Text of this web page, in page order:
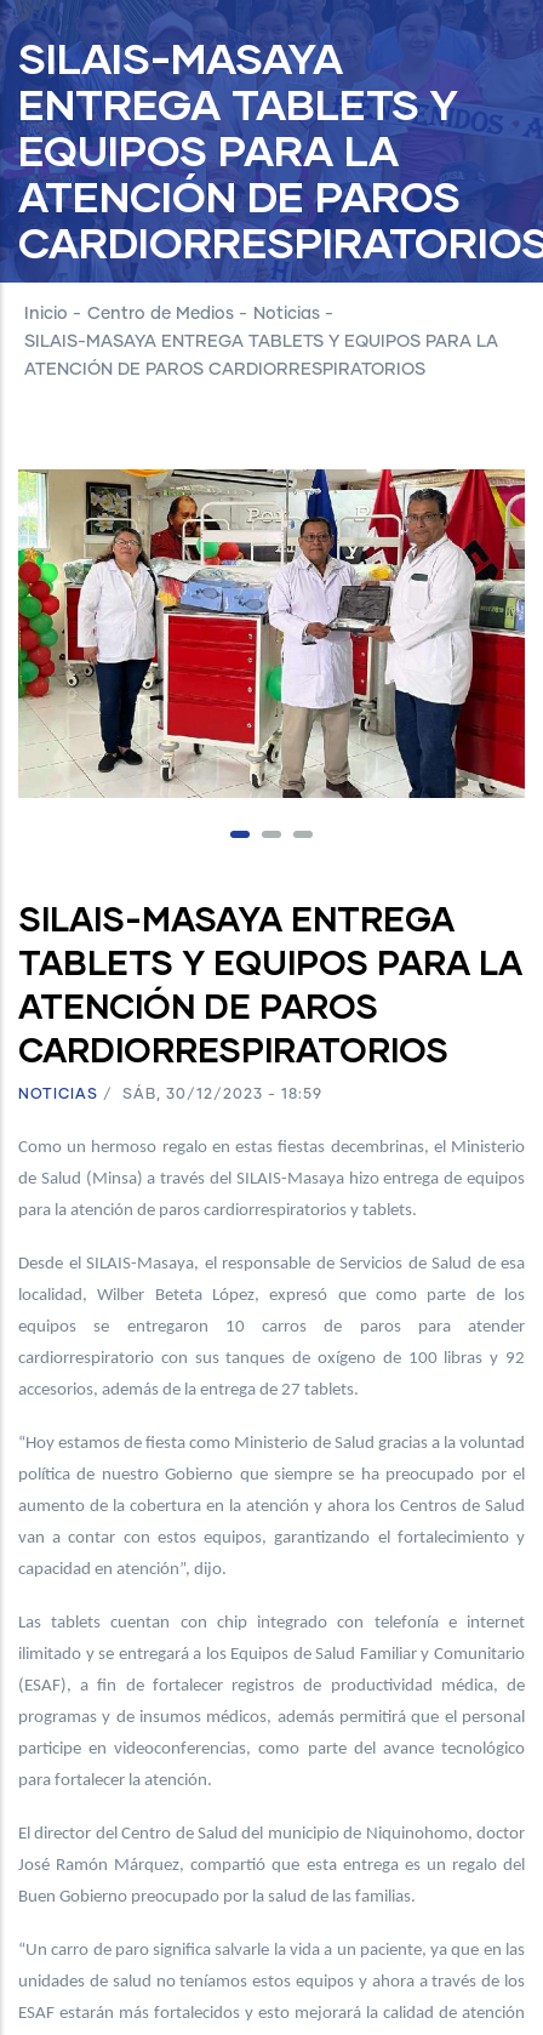
SILAIS-MASAYA
ENTREGA TABLETS Y
EQUIPOS PARA LA
ATENCIÓN DE PAROS
Inicio - Centro de Medios - Noticias -
SILAIS-MASAYA ENTREGA TABLETS Y EQUIPOS PARA LA
ATENCIÓN DE PAROS CARDIORRESPIRATORIOS
SILAIS-MASAYA ENTREGA
TABLETS Y EQUIPOS PARA LA
ATENCIÓN DE PAROS
CARDIORRESPIRATORIOS
NOTICIAS / SÁB, 30/12/2023 - 18:59
Como un hermoso regalo en estas fiestas decembrinas, el Ministerio
de Salud (Minsa) a través del SILAIS-Masaya hizo entrega de equipos
para la atención de paros cardiorrespiratorios y tablets.
Desde el SILAIS-Masaya, el responsable de Servicios de Salud de esa
localidad, Wilber Beteta López, expresó que como parte de los
equipos se entregaron 10 carros de paros para atender
cardiorrespiratorio con sus tanques de oxígeno de 100 libras y 92
accesorios, además de la entrega de 27 tablets.
“Hoy estamos de fiesta como Ministerio de Salud gracias a la voluntad
política de nuestro Gobierno que siempre se ha preocupado por el
aumento de la cobertura en la atención y ahora los Centros de Salud
van a contar con estos equipos, garantizando el fortalecimiento y
capacidad en atención”, dijo.
Las tablets cuentan con chip integrado con telefonía e internet
ilimitado y se entregará a los Equipos de Salud Familiar y Comunitario
(ESAF), a fin de fortalecer registros de productividad médica, de
programas y de insumos médicos, además permitirá que el personal
participe en videoconferencias, como parte del avance tecnológico
para fortalecer la atención.
El director del Centro de Salud del municipio de Niquinohomo, doctor
José Ramón Márquez, compartió que esta entrega es un regalo del
Buen Gobierno preocupado por la salud de las familias.
“Un carro de paro significa salvarle la vida a un paciente, ya que en las
unidades de salud no teníamos estos equipos y ahora a través de los
ESAF estarán más fortalecidos y esto mejorará la calidad de atención